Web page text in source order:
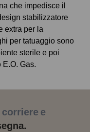
che impedisce il
stabilizzatore
extra per la
per tatuaggio sono
sterile e poi
Gas.
e